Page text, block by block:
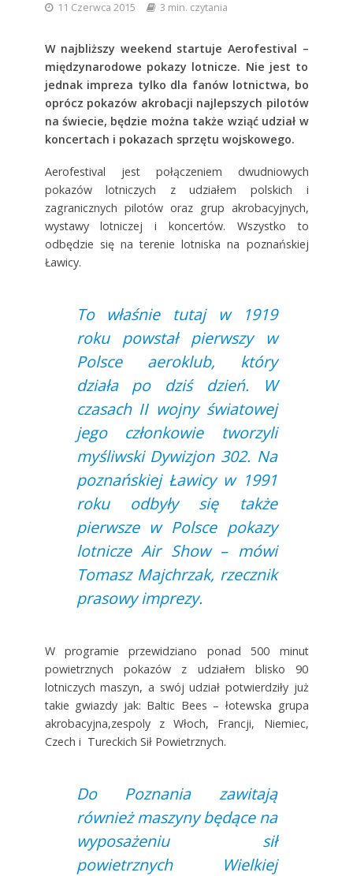
11 Czerwca 2015 3 min. czytania
W najbliższy weekend startuje Aerofestival –
międzynarodowe pokazy lotnicze. Nie jest to
jednak impreza tylko dla fanów lotnictwa, bo
oprócz pokazów akrobacji najlepszych pilotów
na świecie, będzie można także wziąć udział w
koncertach i pokazach sprzętu wojskowego.
Aerofestival jest połączeniem dwudniowych
pokazów lotniczych z udziałem polskich i
zagranicznych pilotów oraz grup akrobacyjnych,
wystawy lotniczej i koncertów. Wszystko to
odbędzie się na terenie lotniska na poznańskiej
Ławicy.
To właśnie tutaj w 1919
roku powstał pierwszy w
Polsce aeroklub, który
działa po dziś dzień. W
czasach II wojny światowej
jego członkowie tworzyli
myśliwski Dywizjon 302. Na
poznańskiej Ławicy w 1991
roku odbyły się także
pierwsze w Polsce pokazy
lotnicze Air Show – mówi
Tomasz Majchrzak, rzecznik
prasowy imprezy.
W programie przewidziano ponad 500 minut
powietrznych pokazów z udziałem blisko 90
lotniczych maszyn, a swój udział potwierdziły już
takie gwiazdy jak: Baltic Bees – łotewska grupa
akrobacyjna,zespoly z Włoch, Francji, Niemiec,
Czech i Tureckich Sił Powietrznych.
Do Poznania zawitają
również maszyny będące na
wyposażeniu sił
powietrznych Wielkiej